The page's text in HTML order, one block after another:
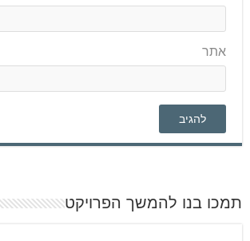
אתר
תמכו בנו להמשך הפרויקט